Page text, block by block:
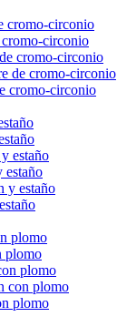
cromo-circonio
circonio
cromo-circonio
de cromo-circonio
cromo-circonio
estaño
estaño
y estaño
plomo
plomo
plomo
con plomo
plomo